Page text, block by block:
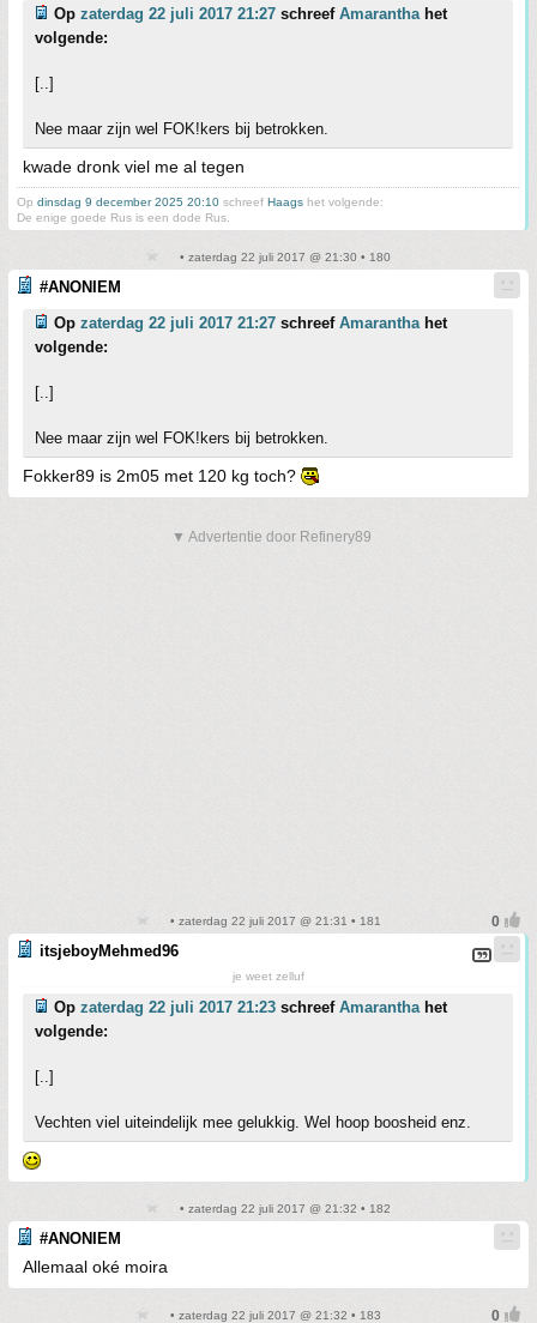
Op zaterdag 22 juli 2017 21:27 schreef Amaranthahet
volgende:
[..]
Nee maar zijn wel FOK!kers bij betrokken.
kwade dronk viel me al tegen
Op dinsdag 9 december 2025 20:10 schreef Haags het volgende:
De enige goede Rus is een dode Rus.
• zaterdag 22 juli 2017 @ 21:30 • 180
#ANONIEM
Op zaterdag 22 juli 2017 21:27 schreef Amaranthahet
volgende:
[..]
Nee maar zijn wel FOK!kers bij betrokken.
Fokker89 is 2m05 met 120 kg toch?
▼ Advertentie door Refinery89
• zaterdag 22 juli 2017 @ 21:31 • 181
itsjeboyMehmed96
je weet zelluf
Op zaterdag 22 juli 2017 21:23 schreef Amaranthahet
volgende:
[..]
Vechten viel uiteindelijk mee gelukkig. Wel hoop boosheid enz.
• zaterdag 22 juli 2017 @ 21:32 • 182
#ANONIEM
Allemaal oké moira
• zaterdag 22 juli 2017 @ 21:32 • 183